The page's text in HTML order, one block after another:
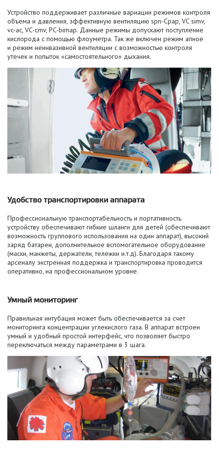
Устройство поддерживает различные вариации режимов контроля
объема и давления, эффективную вентиляцию spn-Cpap , VC simv,
vc-ac VC-cmv, PC-bimap. Данные режимы допускают поступление
кислорода с помощью флоуметра. Так же включен режим апное
и режим неинвазивной вентиляции с возможностью контроля
утечек и попыток «самостоятельного» дыхания.
Удобство транспортировки аппарата
Профессиональную транспортабельность и портативность
устройству обеспечивают гибкие шланги для детей (обеспечивают
возможность группового использования на один аппарат), высокий
заряд батареи, дополнительное вспомогательное оборудование
(маски, манжеты, держатели, тележки и.т.д). Благодаря такому
арсеналу экстренная поддержка и транспортировка проводится
оперативно, на профессиональном уровне.
Умный мониторинг
Правильная интубация может быть обеспечивается за счет
мониторинга концентрации углекислого газа. В аппарат встроен
умный и удобный простой интерфейс, что позволяет быстро
переключаться между параметрами в 3 шага.